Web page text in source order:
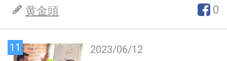
黄金頭 0
11 2023/06/12